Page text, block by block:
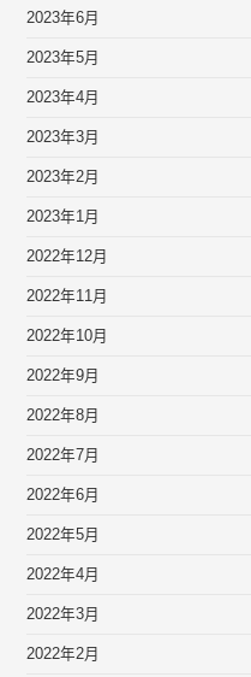
2023年6月
2023年5月
2023年4月
2023年3月
2023年2月
2023年1月
2022年12月
2022年11月
2022年10月
2022年9月
2022年8月
2022年7月
2022年6月
2022年5月
2022年4月
2022年3月
2022年2月